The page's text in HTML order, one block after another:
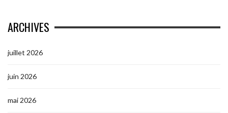
ARCHIVES
juillet 2026
juin 2026
mai 2026